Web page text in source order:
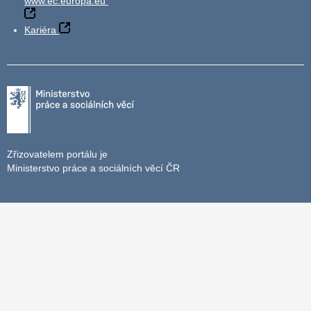
Kariéra
Zřizovatelem portálu je
Ministerstvo práce a sociálních věcí ČR